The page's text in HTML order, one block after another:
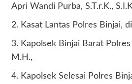
Apri Wandi Purba, S.T.r.K.,
2. Kasat Lantas Polres Binjai,
3. Kapolsek Binjai Barat
M.H.,
4. Kapolsek Selesai Polres